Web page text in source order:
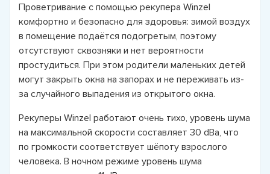
Проветривание с помощью рекупера Winzel
комфортно и безопасно для здоровья: зимой воздух
в помещение подаётся подогретым, поэтому
отсутствуют сквозняки и нет вероятности
простудиться. При этом родители маленьких детей
могут закрыть окна на запорах и не переживать из-
за случайного выпадения из открытого окна.
Рекуперы Winzel работают очень тихо, уровень шума
на максимальной скорости составляет 30 dBa, что
по громкости соответствует шёпоту взрослого
человека. В ночном режиме уровень шума